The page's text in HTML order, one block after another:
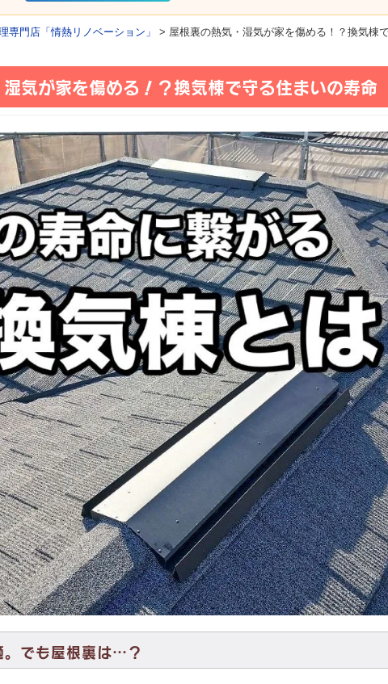
専門店「情熱リノベーション」 > 屋根裏の熱気・湿気が家を傷める！？換気棟
気が家を傷める！？換気棟で守る住まいの寿命
でも屋根裏は…？